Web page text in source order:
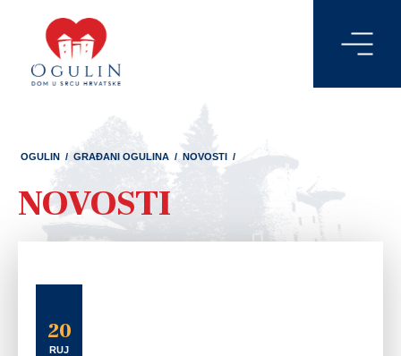
OGULIN / GRAĐANI OGULINA / NOVOSTI /
NOVOSTI
20
RUJ